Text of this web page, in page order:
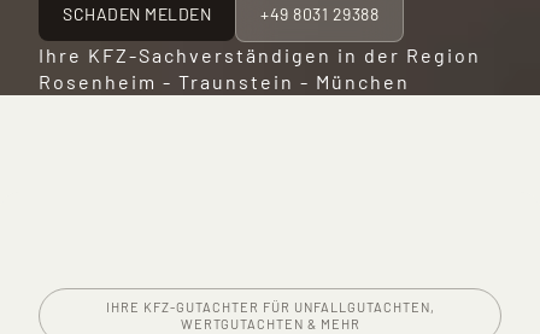
SCHADEN MELDEN +49 8031 29388
Ihre KFZ-Sachverständigen in der Region
Rosenheim - Traunstein - München
IHRE KFZ-GUTACHTER FÜR UNFALLGUTACHTEN,
WERTGUTACHTEN & MEHR